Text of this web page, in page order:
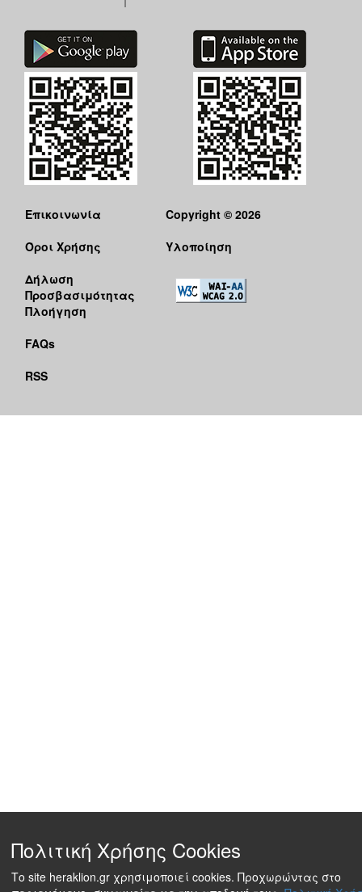
Επικοινωνία
Όροι Χρήσης
Δήλωση
Προσβασιμότητας
Πλοήγηση
FAQs
RSS
Copyright © 2026
Υλοποίηση
Πολιτική Χρήσης Cookies
Το site heraklion.gr χρησιμοποιεί cookies. Προχωρώντας στο